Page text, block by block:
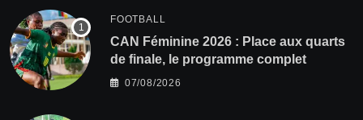
FOOTBALL
CAN Féminine 2026 : Place aux quarts
de finale, le programme complet
07/08/2026